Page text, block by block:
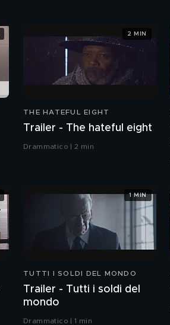
THE HATEFUL EIGHT
Trailer - The hateful eight
Drammatico | 2 min
2 MIN
TUTTI I SOLDI DEL MONDO
Trailer - Tutti i soldi del
mondo
Drammatico | 1 min
1 MIN